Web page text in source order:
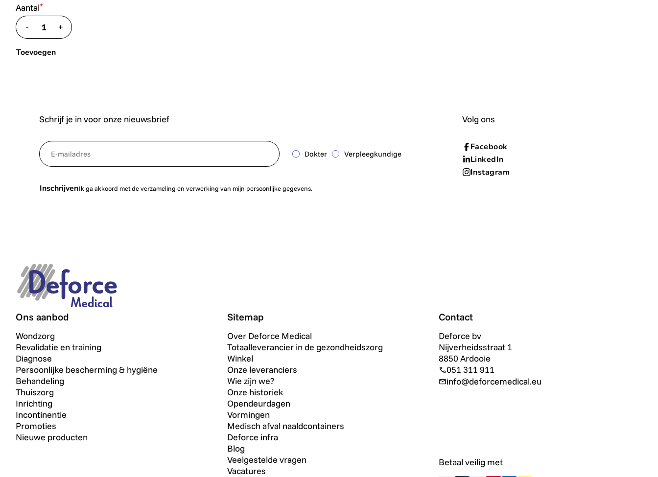
Aantal*
-translate.decrease
+translate.increase
Toevoegen
Schrijf je in voor onze nieuwsbrief
NewsletterEmail
Dokter Verpleegkundige
InschrijvenIk ga akkoord met de verzameling en verwerking van mijn persoonlijke gegevens.
Volg ons
Facebook
LinkedIn
Instagram
Ons aanbod
Wondzorg
Revalidatie en training
Diagnose
Persoonlijke bescherming & hygiëne
Behandeling
Thuiszorg
Inrichting
Incontinentie
Promoties
Nieuwe producten
Sitemap
Over Deforce Medical
Totaalleverancier in de gezondheidszorg
Winkel
Onze leveranciers
Wie zijn we?
Onze historiek
Opendeurdagen
Vormingen
Medisch afval naaldcontainers
Deforce infra
Blog
Veelgestelde vragen
Vacatures
Contact
Deforce bv
Nijverheidsstraat 1
8850 Ardooie
051 311 911
info@deforcemedical.eu
Betaal veilig met